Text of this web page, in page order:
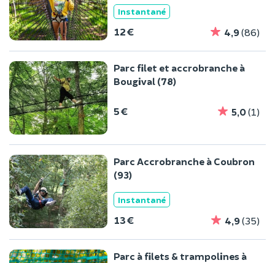
Instantané
12 € 4,9(86)
Parc filet et accrobranche à
Bougival (78)
5 € 5,0(1)
Parc Accrobranche à Coubron
(93)
Instantané
13 € 4,9(35)
Parc à filets & trampolines à